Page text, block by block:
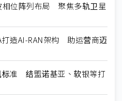
相位阵列布局 聚焦多轨卫星
打造AI-RAN架构 助运营商迈
标准 结盟诺基亚、软银等打